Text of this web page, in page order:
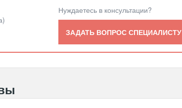
Нуждаетесь в консультации?
ЗАДАТЬ ВОПРОС СПЕЦИАЛИСТУ